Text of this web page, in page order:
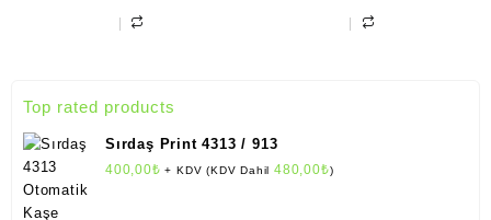
Top rated products
Sırdaş Print 4313 / 913
400,00₺ + KDV (KDV Dahil480,00₺)